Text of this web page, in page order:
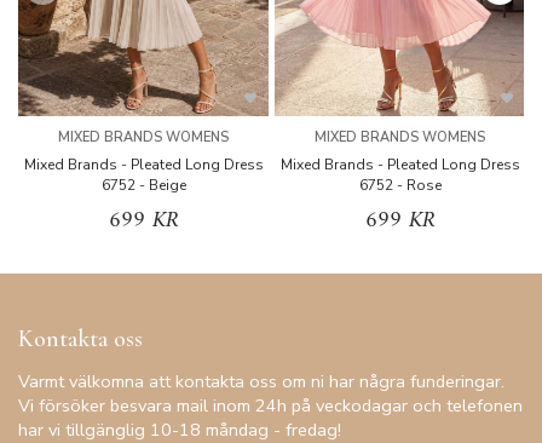
MIXED BRANDS WOMENS
Mixed Brands - Pleated Long Dress
6752 - Beige
699 KR
MIXED BRANDS WOMENS
Mixed Brands - Pleated Long Dress
6752 - Rose
699 KR
Kontakta oss
Varmt välkomna att kontakta oss om ni har några funderingar.
Vi försöker besvara mail inom 24h på veckodagar och telefonen
har vi tillgänglig 10-18 måndag - fredag!